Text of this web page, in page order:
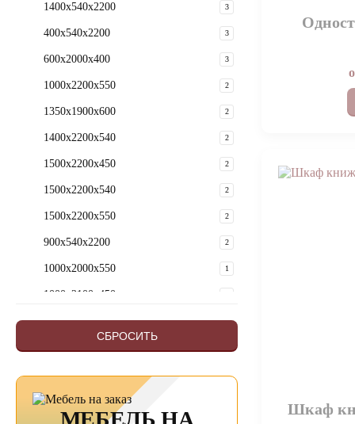
1400х540х2200 3
400х540х2200 3
600х2000х400 3
1000х2200х550 2
1350х1900х600 2
1400х2200х540 2
1500х2200х450 2
1500х2200х540 2
1500х2200х550 2
900х540х2200 2
1000х2000х550 1
1000х2100х450
1000х2200х540 1
100х54х220
1200х540х2400
СБРОСИТЬ
МЕБЕЛЬ НА
Шкаф